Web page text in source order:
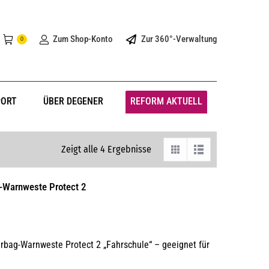
0 Zum Shop-Konto Zur 360°-Verwaltung
ÜBER DEGENER REFORM AKTUELL
Zeigt alle 4 Ergebnisse
Protect 2
Warnweste Protect 2 „Fahrschule“ – geeignet für